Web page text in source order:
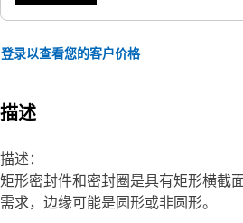
登录以查看您的客户价格
描述
描述：
矩形密封件和密封圈是具有矩形横截
需求，边缘可能是圆形或非圆形。